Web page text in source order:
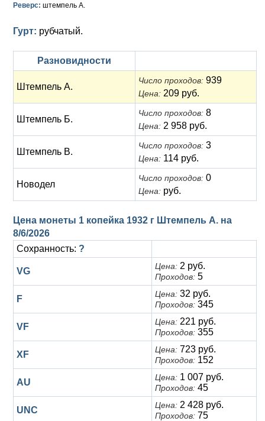
Памятные и донативные
Сибирские монеты
Для Молдавии и Валахии
Таврические монеты
Серебро
Медь
Для Пруссии
Альбертусталер
Анна Иоанновна (1730-1740)
Петр II (1727-1730)
Екатерина I (1725-1727)
Золото
Медь
Реверс: штемпель А.
Гурт: рубчатый.
Разновидности
Штемпель А.
Число проходов: 939
Цена: 209 руб.
Штемпель Б.
Число проходов: 8
Цена: 2 958 руб.
Штемпель В.
Число проходов: 3
Цена: 114 руб.
Новодел
Число проходов: 0
Цена: руб.
Цена монеты 1 копейка 1932 г Штемпель А. на
8/6/2026
Сохранность: ?
VG Цена: 2 руб.
Проходов: 5
F Цена: 32 руб.
Проходов: 345
VF Цена: 221 руб.
Проходов: 355
XF Цена: 723 руб.
Проходов: 152
AU Цена: 1 007 руб.
Проходов: 45
UNC Цена: 2 428 руб.
Проходов: 75